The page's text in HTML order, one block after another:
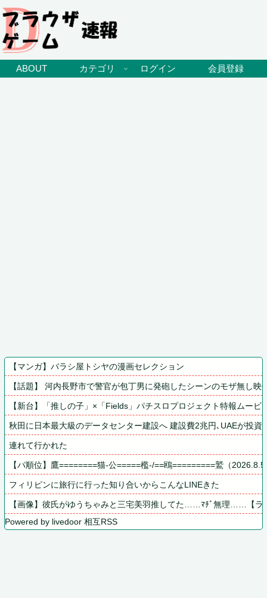
ABOUT カテゴリ ログイン 会員登録
【マンガ】バラシ屋トシヤの漫画セレクション
【話題】 河内長野市で警官が包丁男に発砲したシーンのモザ無し映
【新台】「推しの子」×「Fields」パチスロプロジェクト特報ムー
秋田に日本最大級のデータセンター建設へ 建設費2兆円､UAEが投資
連れて行かれた
【パ順位】鷹========猫-公=====檻-/==鴎=========鷲（2026.8.5
フィリピンに旅行に行った知り合いからこんなLINEきた
【画像】彼氏がゆうちゃみと三宅美羽推してた……ﾏﾁﾞ無理……【ラ
Powered by livedoor 相互RSS